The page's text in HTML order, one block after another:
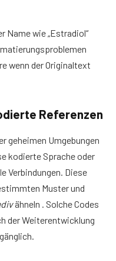
Name wie „Estradiol“
wenn der Originaltext
Referenzen
geheimen Umgebungen
kodierte Sprache oder
Verbindungen. Diese
Muster und
ähneln . Solche Codes
der Weiterentwicklung